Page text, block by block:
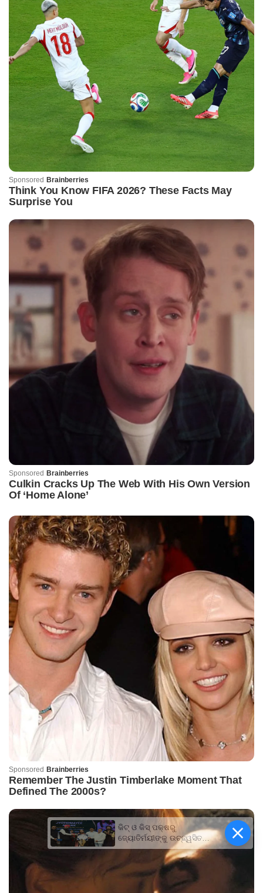
କିଟ୍‍ ଓ କିସ୍‍ ପକ୍ଷରୁ
ଜ୍ୟୋତିର୍ମୟୀଙ୍କୁ ଉଚ୍ଛ୍ୱସିତ
ସମ୍ବର୍ଦ୍ଧନା; ୫ଲକ୍ଷ ଟଙ୍କାର
ପ୍ରୋତ୍ସାହନ ରାଶି ପ୍ରଦାନ